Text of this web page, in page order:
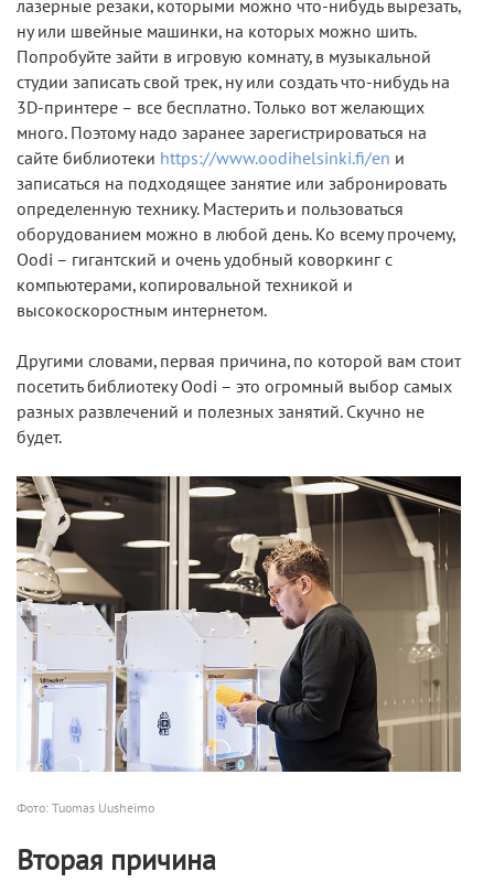
лазерные резаки, которыми можно что-нибудь вырезать,
ну или швейные машинки, на которых можно шить.
Попробуйте зайти в игровую комнату, в музыкальной
студии записать свой трек, ну или создать что-нибудь на
3D-принтере – все бесплатно. Только вот желающих
много. Поэтому надо заранее зарегистрироваться на
сайте библиотеки https://www.oodihelsinki.fi/en и
записаться на подходящее занятие или забронировать
определенную технику. Мастерить и пользоваться
оборудованием можно в любой день. Ко всему прочему,
Oodi – гигантский и очень удобный коворкинг с
компьютерами, копировальной техникой и
высокоскоростным интернетом.
Другими словами, первая причина, по которой вам стоит
посетить библиотеку Oodi – это огромный выбор самых
разных развлечений и полезных занятий. Скучно не
будет.
Фото: Tuomas Uusheimo
Вторая причина